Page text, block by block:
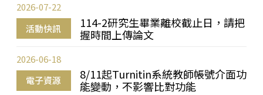
活動快訊
114-2研究生畢業離校截止日，請把
握時間上傳論文
2026-07-22
電子資源
8/11起Turnitin系統教師帳號介面功
能變動，不影響比對功能
2026-06-18